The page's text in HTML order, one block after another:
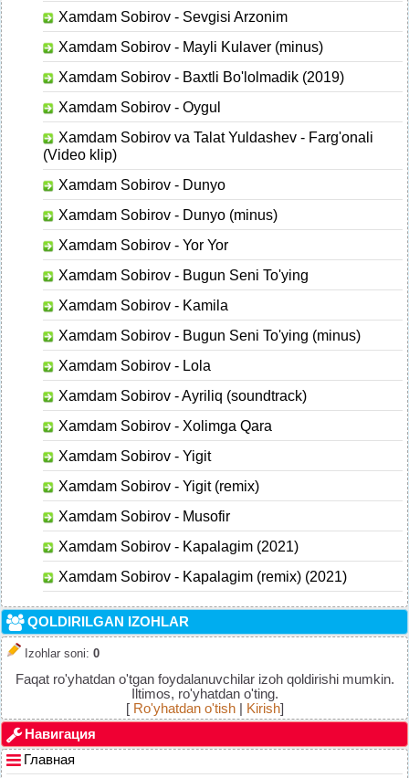
Xamdam Sobirov - Sevgisi Arzonim
Xamdam Sobirov - Mayli Kulaver (minus)
Xamdam Sobirov - Baxtli Bo'lolmadik (2019)
Xamdam Sobirov - Oygul
Xamdam Sobirov va Talat Yuldashev - Farg'onali
(Video klip)
Xamdam Sobirov - Dunyo
Xamdam Sobirov - Dunyo (minus)
Xamdam Sobirov - Yor Yor
Xamdam Sobirov - Bugun Seni To'ying
Xamdam Sobirov - Kamila
Xamdam Sobirov - Bugun Seni To'ying (minus)
Xamdam Sobirov - Lola
Xamdam Sobirov - Ayriliq (soundtrack)
Xamdam Sobirov - Xolimga Qara
Xamdam Sobirov - Yigit
Xamdam Sobirov - Yigit (remix)
Xamdam Sobirov - Musofir
Xamdam Sobirov - Kapalagim (2021)
Xamdam Sobirov - Kapalagim (remix) (2021)
QOLDIRILGAN IZOHLAR
Izohlar soni: 0
Faqat ro'yhatdan o'tgan foydalanuvchilar izoh qoldirishi mumkin.
Iltimos, ro'yhatdan o'ting.
[ Ro'yhatdan o'tish| Kirish]
Навигация
Главная